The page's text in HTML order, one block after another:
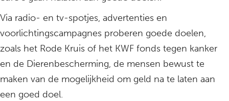
Via radio- en tv-spotjes, advertenties en
voorlichtingscampagnes proberen goede doelen,
zoals het Rode Kruis of het KWF fonds tegen kanker
en de Dierenbescherming, de mensen bewust te
maken van de mogelijkheid om geld na te laten aan
een goed doel.